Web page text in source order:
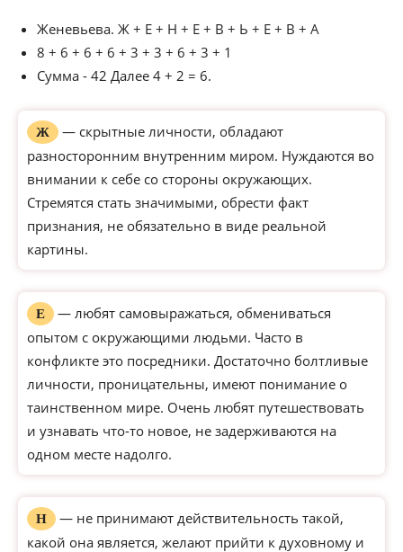
Женевьева. Ж + Е + Н + Е + В + Ь + Е + В + А
8 + 6 + 6 + 6 + 3 + 3 + 6 + 3 + 1
Сумма - 42 Далее 4 + 2 = 6.
Ж
— скрытные личности, обладают
разносторонним внутренним миром. Нуждаются во
внимании к себе со стороны окружающих.
Стремятся стать значимыми, обрести факт
признания, не обязательно в виде реальной
картины.
Е
— любят самовыражаться, обмениваться
опытом с окружающими людьми. Часто в
конфликте это посредники. Достаточно болтливые
личности, проницательны, имеют понимание о
таинственном мире. Очень любят путешествовать
и узнавать что-то новое, не задерживаются на
одном месте надолго.
Н
— не принимают действительность такой,
какой она является, желают прийти к духовному и